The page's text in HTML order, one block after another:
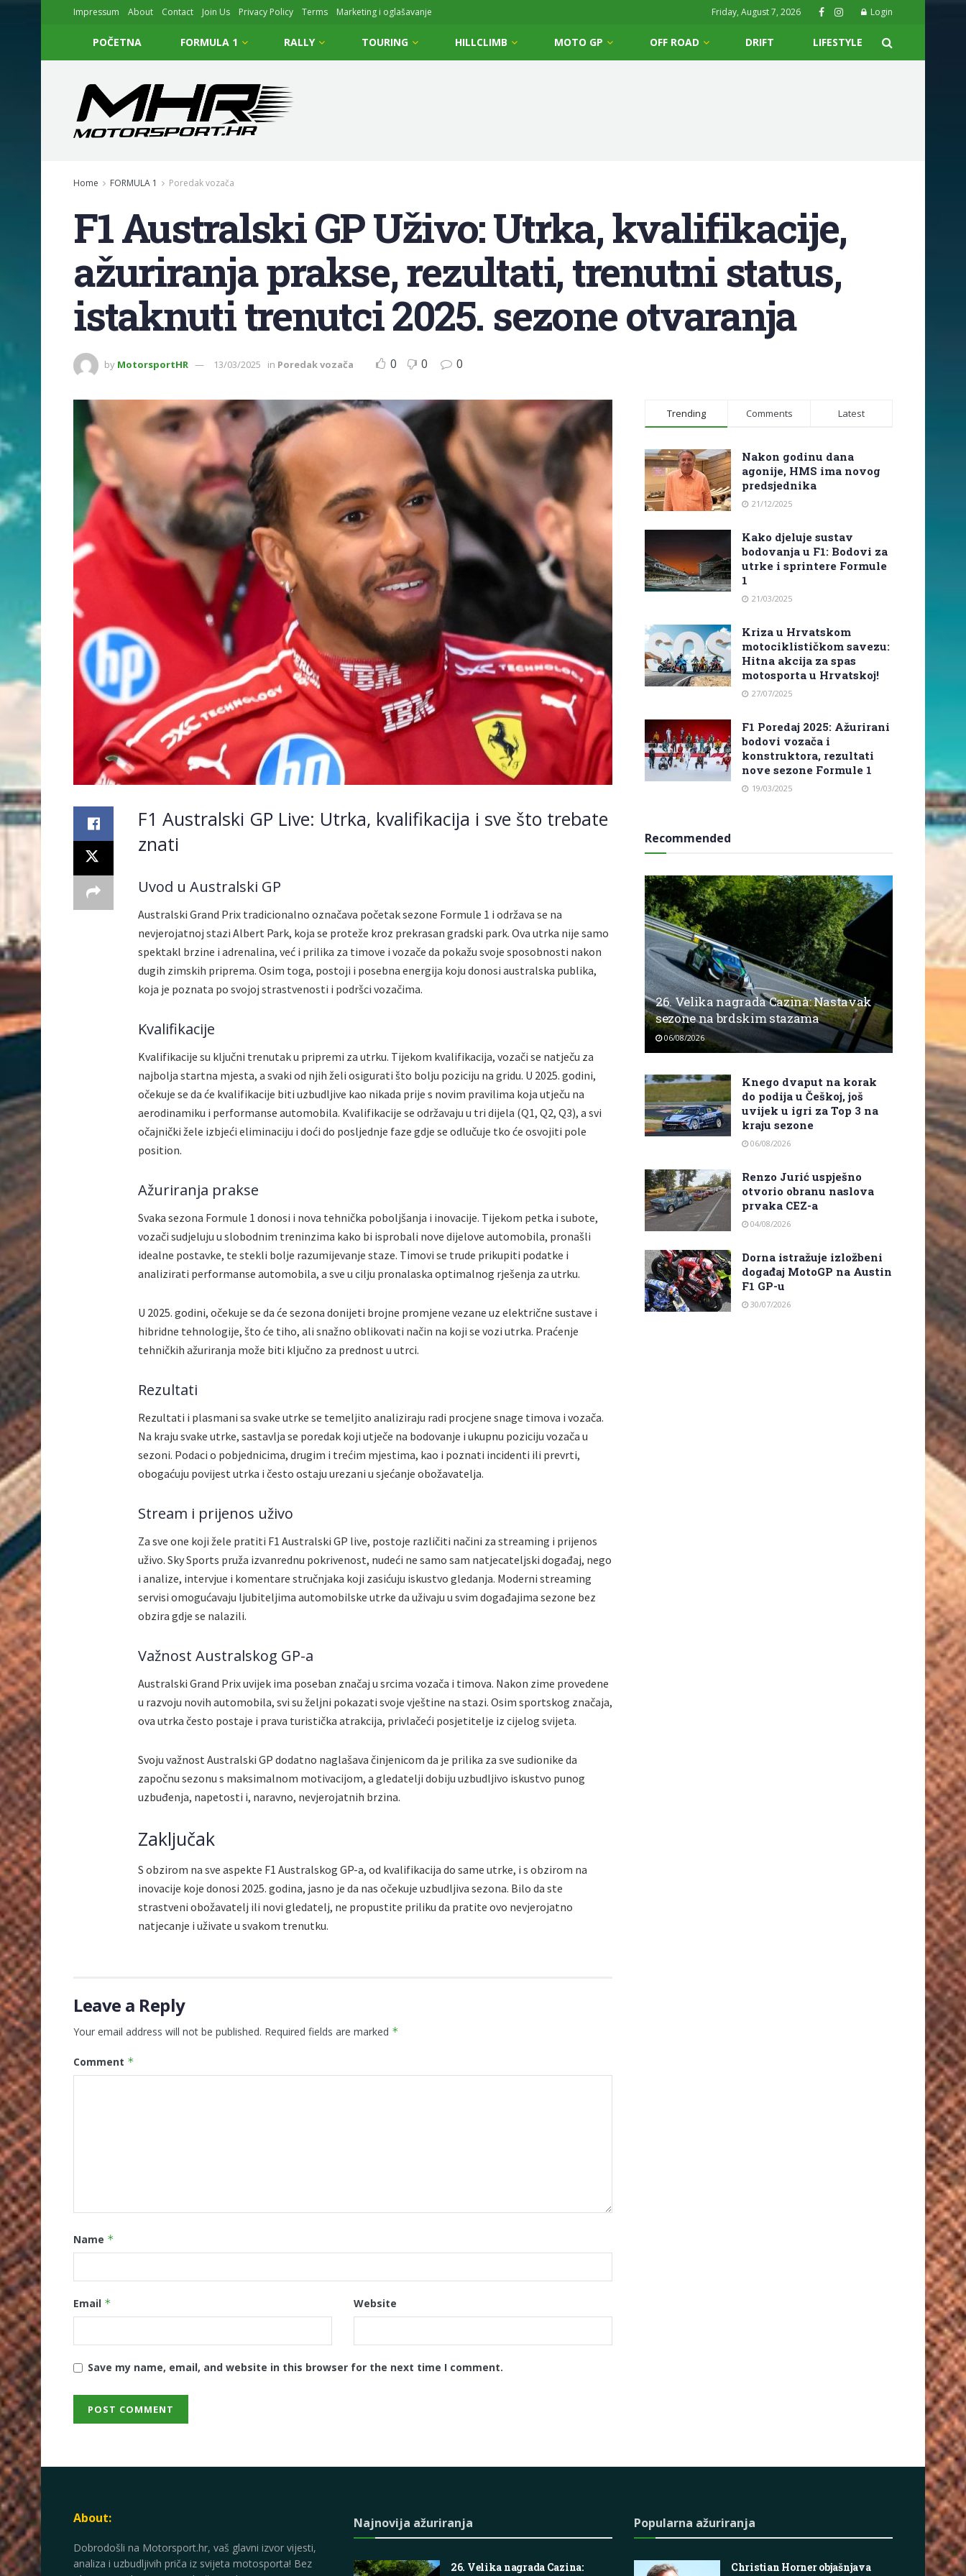
Impressum About Contact Join Us Privacy Policy Terms Marketing i oglašavanje Friday, August 7, 2026 Login
POČETNA FORMULA 1 RALLY TOURING HILLCLIMB MOTO GP OFF ROAD DRIFT LIFESTYLE
Home FORMULA 1 Poredak vozača
F1 Australski GP Uživo: Utrka, kvalifikacije,
ažuriranja prakse, rezultati, trenutni status,
istaknuti trenutci 2025. sezone otvaranja
by MotorsportHR 13/03/2025 in Poredak vozača 0 0 0
F1 Australski GP Live: Utrka, kvalifikacija i sve što trebate
znati
Uvod u Australski GP
Australski Grand Prix tradicionalno označava početak sezone Formule 1 i održava se na
nevjerojatnoj stazi Albert Park, koja se proteže kroz prekrasan gradski park. Ova utrka nije samo
spektakl brzine i adrenalina, već i prilika za timove i vozače da pokažu svoje sposobnosti nakon
dugih zimskih priprema. Osim toga, postoji i posebna energija koju donosi australska publika,
koja je poznata po svojoj strastvenosti i podršci vozačima.
Kvalifikacije
Kvalifikacije su ključni trenutak u pripremi za utrku. Tijekom kvalifikacija, vozači se natječu za
najbolja startna mjesta, a svaki od njih želi osigurati što bolju poziciju na gridu. U 2025. godini,
očekuje se da će kvalifikacije biti uzbudljive kao nikada prije s novim pravilima koja utječu na
aerodinamiku i performanse automobila. Kvalifikacije se održavaju u tri dijela (Q1, Q2, Q3), a svi
očajnički žele izbjeći eliminaciju i doći do posljednje faze gdje se odlučuje tko će osvojiti pole
position.
Ažuriranja prakse
Svaka sezona Formule 1 donosi i nova tehnička poboljšanja i inovacije. Tijekom petka i subote,
vozači sudjeluju u slobodnim treninzima kako bi isprobali nove dijelove automobila, pronašli
idealne postavke, te stekli bolje razumijevanje staze. Timovi se trude prikupiti podatke i
analizirati performanse automobila, a sve u cilju pronalaska optimalnog rješenja za utrku.
U 2025. godini, očekuje se da će sezona donijeti brojne promjene vezane uz električne sustave i
hibridne tehnologije, što će tiho, ali snažno oblikovati način na koji se vozi utrka. Praćenje
tehničkih ažuriranja može biti ključno za prednost u utrci.
Rezultati
Rezultati i plasmani sa svake utrke se temeljito analiziraju radi procjene snage timova i vozača.
Na kraju svake utrke, sastavlja se poredak koji utječe na bodovanje i ukupnu poziciju vozača u
sezoni. Podaci o pobjednicima, drugim i trećim mjestima, kao i poznati incidenti ili prevrti,
obogaćuju povijest utrka i često ostaju urezani u sjećanje obožavatelja.
Stream i prijenos uživo
Za sve one koji žele pratiti F1 Australski GP live, postoje različiti načini za streaming i prijenos
uživo. Sky Sports pruža izvanrednu pokrivenost, nudeći ne samo sam natjecateljski događaj, nego
i analize, intervjue i komentare stručnjaka koji zasićuju iskustvo gledanja. Moderni streaming
servisi omogućavaju ljubiteljima automobilske utrke da uživaju u svim događajima sezone bez
obzira gdje se nalazili.
Važnost Australskog GP-a
Australski Grand Prix uvijek ima poseban značaj u srcima vozača i timova. Nakon zime provedene
u razvoju novih automobila, svi su željni pokazati svoje vještine na stazi. Osim sportskog značaja,
ova utrka često postaje i prava turistička atrakcija, privlačeći posjetitelje iz cijelog svijeta.
Svoju važnost Australski GP dodatno naglašava činjenicom da je prilika za sve sudionike da
započnu sezonu s maksimalnom motivacijom, a gledatelji dobiju uzbudljivo iskustvo punog
uzbuđenja, napetosti i, naravno, nevjerojatnih brzina.
Zaključak
S obzirom na sve aspekte F1 Australskog GP-a, od kvalifikacija do same utrke, i s obzirom na
inovacije koje donosi 2025. godina, jasno je da nas očekuje uzbudljiva sezona. Bilo da ste
strastveni obožavatelj ili novi gledatelj, ne propustite priliku da pratite ovo nevjerojatno
natjecanje i uživate u svakom trenutku.
Leave a Reply
Your email address will not be published. Required fields are marked *
Comment *
Name *
Email * Website
Save my name, email, and website in this browser for the next time I comment.
Trending Comments Latest
Nakon godinu dana
agonije, HMS ima novog
predsjednika
21/12/2025
Kako djeluje sustav
bodovanja u F1: Bodovi za
utrke i sprintere Formule
1
21/03/2025
Kriza u Hrvatskom
motociklističkom savezu:
Hitna akcija za spas
motosporta u Hrvatskoj!
27/07/2025
F1 Poredaj 2025: Ažurirani
bodovi vozača i
konstruktora, rezultati
nove sezone Formule 1
19/03/2025
Recommended
26. Velika nagrada Cazina: Nastavak
sezone na brdskim stazama
06/08/2026
Knego dvaput na korak
do podija u Češkoj, još
uvijek u igri za Top 3 na
kraju sezone
06/08/2026
Renzo Jurić uspješno
otvorio obranu naslova
prvaka CEZ-a
04/08/2026
Dorna istražuje izložbeni
događaj MotoGP na Austin
F1 GP-u
30/07/2026
About:
Dobrodošli na Motorsport.hr, vaš glavni izvor vijesti,
analiza i uzbudljivih priča iz svijeta motosporta! Bez
Najnovija ažuriranja
26. Velika nagrada Cazina:
Popularna ažuriranja
Christian Horner objašnjava